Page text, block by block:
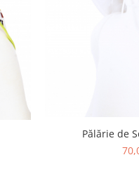
Pălărie de